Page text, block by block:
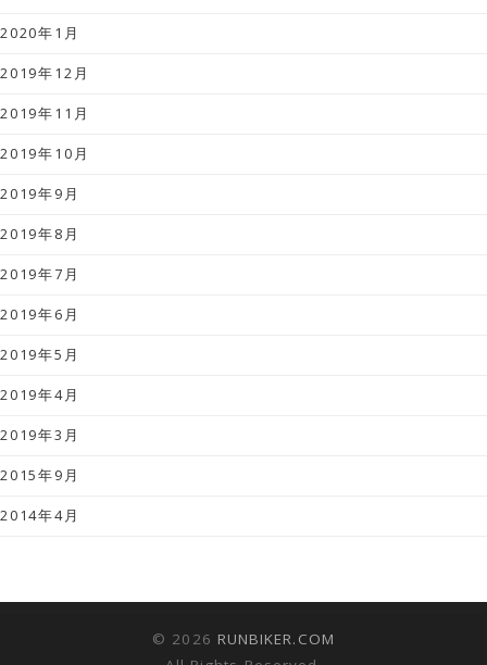
2020年1月
2019年12月
2019年11月
2019年10月
2019年9月
2019年8月
2019年7月
2019年6月
2019年5月
2019年4月
2019年3月
2015年9月
2014年4月
© 2026 RUNBIKER.COM